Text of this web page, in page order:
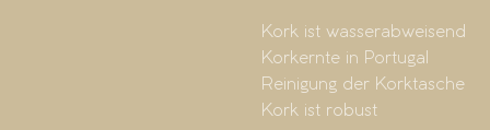
Kork ist wasserabweisend
Korkernte in Portugal
Reinigung der Korktasche
Kork ist robust